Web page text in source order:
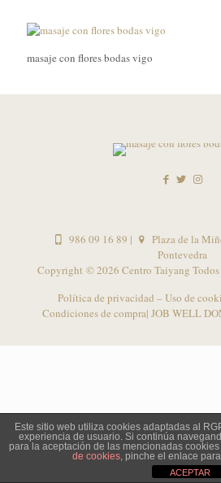
masaje con flores bodas vigo
986 09 16 89 |
Plaza de la
Pontevedra
Copyright ©2026 Centro Taiyang
Política de privacidad – Uso de
Condiciones de compra| JOB WELL
Este sitio web utiliza cookies adaptadas al
experiencia de usuario. Si continúa
para la aceptación de las mencionadas
de cookies, pinche el enlace
ACEPTAR